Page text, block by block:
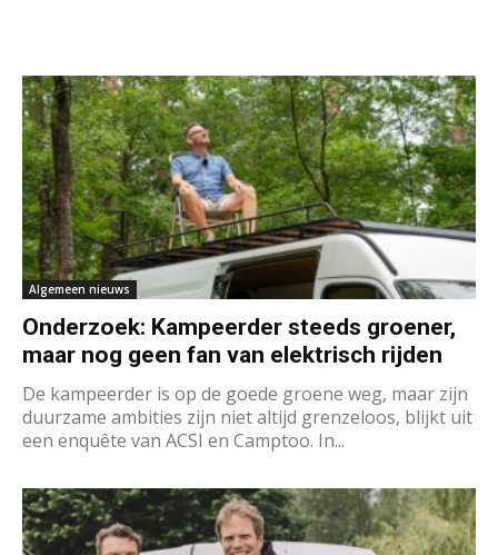
Algemeen nieuws
Onderzoek: Kampeerder steeds groener,
maar nog geen fan van elektrisch rijden
De kampeerder is op de goede groene weg, maar zijn
duurzame ambities zijn niet altijd grenzeloos, blijkt uit
een enquête van ACSI en Camptoo. In...